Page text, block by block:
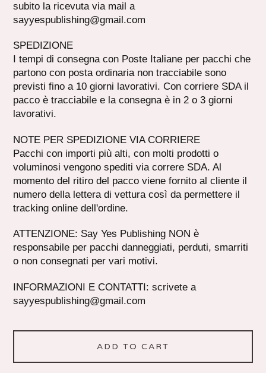
subito la ricevuta via mail a
sayyespublishing@gmail.com
SPEDIZIONE
I tempi di consegna con Poste Italiane per pacchi che
partono con posta ordinaria non tracciabile sono
previsti fino a 10 giorni lavorativi. Con corriere SDA il
pacco è tracciabile e la consegna è in 2 o 3 giorni
lavorativi.
NOTE PER SPEDIZIONE VIA CORRIERE
Pacchi con importi più alti, con molti prodotti o
voluminosi vengono spediti via correre SDA. Al
momento del ritiro del pacco viene fornito al cliente il
numero della lettera di vettura così da permettere il
tracking online dell'ordine.
ATTENZIONE: Say Yes Publishing NON è
responsabile per pacchi danneggiati, perduti, smarriti
o non consegnati per vari motivi.
INFORMAZIONI E CONTATTI: scrivete a
sayyespublishing@gmail.com
ADD TO CART